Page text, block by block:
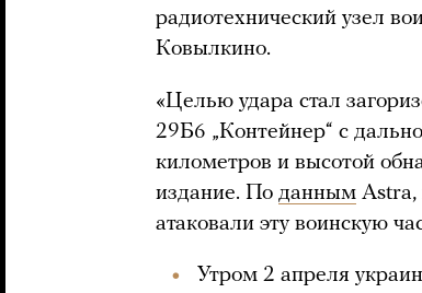
радиотехнический узел
Ковылкино.
«Целью удара стал
29Б6 „Контейнер“ с
километров и высотой
издание. По данным Astra,
атаковали эту воинскую
Утром 2 апреля